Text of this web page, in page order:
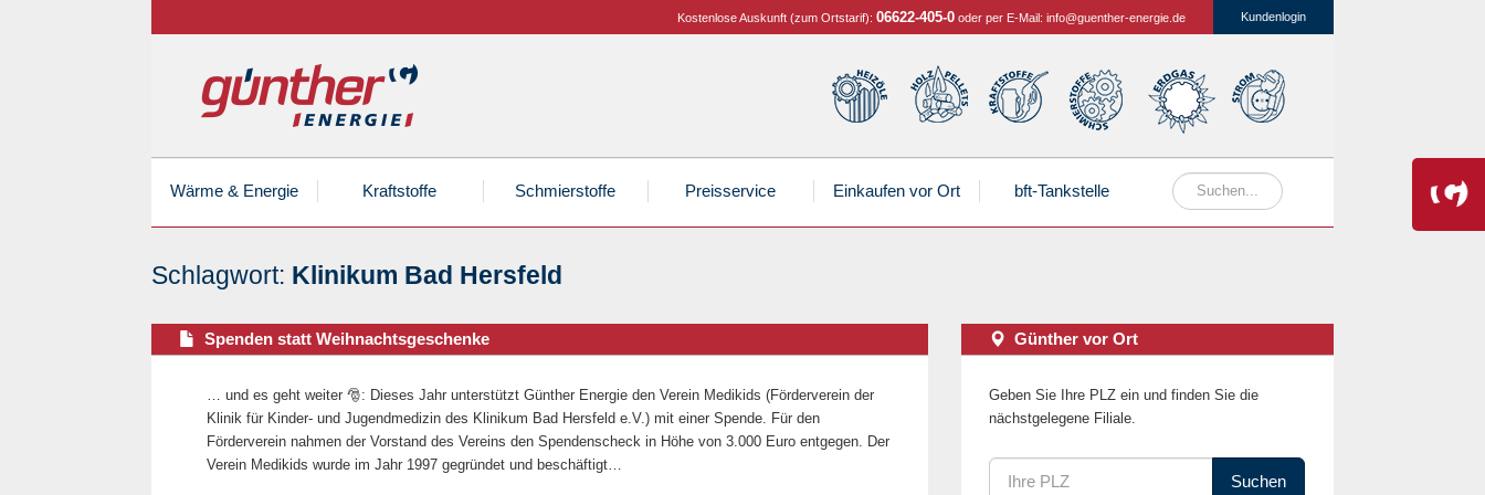
Kostenlose Auskunft (zum Ortstarif): 06622-405-0 oder per E-Mail: info@guenther-energie.de Kundenlogin
Wärme & Energie
Übersicht Günther Heizöle
Heizöle in Spitzenqualität
Holzpellets
ENplus zertifizierte Top-Qualität Wieder lieferbar! Buchenbriketts
Günther Strom
Wir stecken voller Energie!
Günther Erdgas
Qualitatives Erdgas zum günstigen Preis
Kraftstoffe
Dieselkraftstoff HVO100 Diesel
Schmierstoffe
Landmaschinen Nutzfahrzeuge
Preisservice
Heizöl Preisrechner Heizöl Marktkommentar
Pellet Preisentwicklung
Einkaufen vor Ort
Schritt für Schritt Anleitung
Eine Anleitung zum Einkauf vor Ort.
Holzpellets (Sackware)
Als Reserve oder zum Grillen! Für den Kamin, Feuerschale oder Grill!
Flaschengas – mobile Energie!
Pfand- und Eigentumsflaschen
Kühler- und Frostschutz
Sicherheit geht vor
Motor-, Hydraulik- & Getriebe-Öl
Nur das Beste für Ihre Maschinen
AdBlue Kanister Belüftungsdeckel für Ihr Pelletlager
bft-Tankstelle
Schlagwort: Klinikum Bad Hersfeld
Spenden statt Weihnachtsgeschenke
… und es geht weiter 🎅: Dieses Jahr unterstützt Günther Energie den Verein Medikids (Förderverein der
Klinik für Kinder- und Jugendmedizin des Klinikum Bad Hersfeld e.V.) mit einer Spende. Für den
Förderverein nahmen der Vorstand des Vereins den Spendenscheck in Höhe von 3.000 Euro entgegen. Der
Verein Medikids wurde im Jahr 1997 gegründet und beschäftigt…
Günther vor Ort
Geben Sie Ihre PLZ ein und finden Sie die
nächstgelegene Filiale.
Suchen